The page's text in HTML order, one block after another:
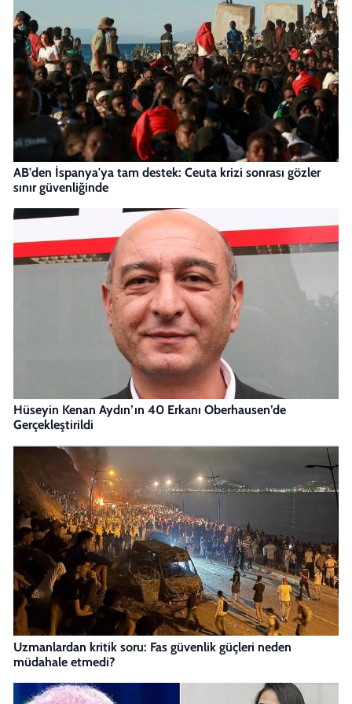
AB'den İspanya'ya tam destek: Ceuta krizi sonrası gözler
sınır güvenliğinde
Hüseyin Kenan Aydın’ın 40 Erkanı Oberhausen’de
Gerçekleştirildi
Uzmanlardan kritik soru: Fas güvenlik güçleri neden
müdahale etmedi?